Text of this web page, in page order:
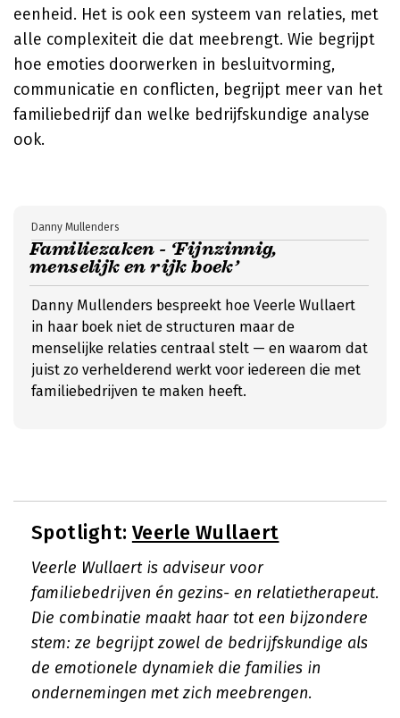
eenheid. Het is ook een systeem van relaties, met
alle complexiteit die dat meebrengt. Wie begrijpt
hoe emoties doorwerken in besluitvorming,
communicatie en conflicten, begrijpt meer van het
familiebedrijf dan welke bedrijfskundige analyse
ook.
Familiezaken - ‘Fijnzinnig,
menselijk en rijk boek’
Danny Mullenders
Danny Mullenders bespreekt hoe Veerle Wullaert
in haar boek niet de structuren maar de
menselijke relaties centraal stelt — en waarom dat
juist zo verhelderend werkt voor iedereen die met
familiebedrijven te maken heeft.
Spotlight: Veerle Wullaert
Veerle Wullaert is adviseur voor
familiebedrijven én gezins- en relatietherapeut.
Die combinatie maakt haar tot een bijzondere
stem: ze begrijpt zowel de bedrijfskundige als
de emotionele dynamiek die families in
ondernemingen met zich meebrengen.